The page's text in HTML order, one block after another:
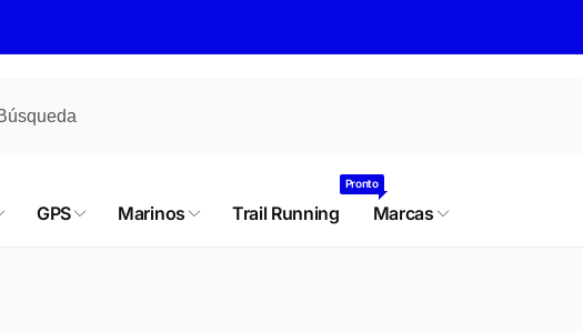
GPS Marinos Trail Running
Pronto
Marcas
Retiro disponible, normalmente está listo